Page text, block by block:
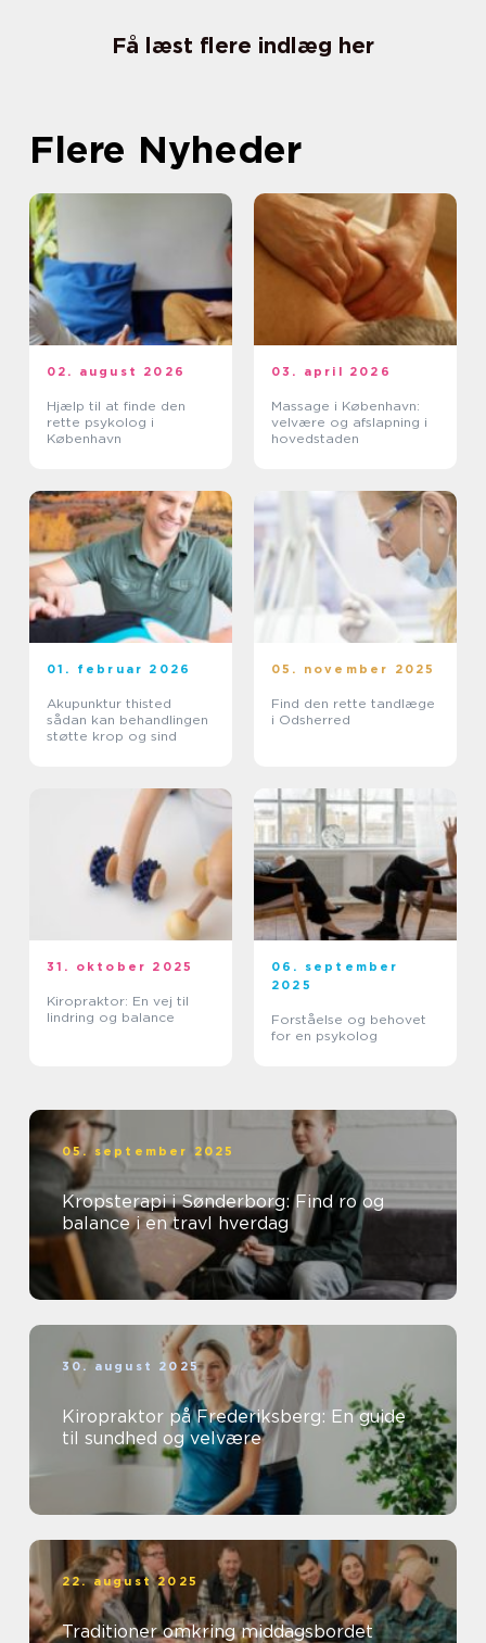
Få læst flere indlæg her
Flere Nyheder
02. august 2026
Hjælp til at finde den
rette psykolog i
København
03. april 2026
Massage i København:
velvære og afslapning i
hovedstaden
01. februar 2026
Akupunktur thisted
sådan kan behandlingen
støtte krop og sind
05. november 2025
Find den rette tandlæge
i Odsherred
31. oktober 2025
Kiropraktor: En vej til
lindring og balance
06. september
2025
Forståelse og behovet
for en psykolog
05. september 2025
Kropsterapi i Sønderborg: Find ro og
balance i en travl hverdag
30. august 2025
Kiropraktor på Frederiksberg: En guide
til sundhed og velvære
22. august 2025
Traditioner omkring middagsbordet